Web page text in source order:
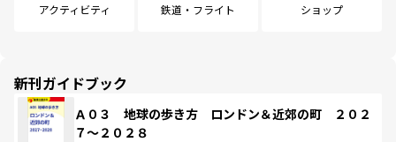
アクティビティ 鉄道・フライト ショップ
新刊ガイドブック
Ａ０３ 地球の歩き方 ロンドン＆近郊の町 ２０２
７～２０２８